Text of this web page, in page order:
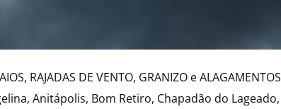
RAJADAS DE VENTO, GRANIZO e ALAGAMENTOS
Anitápolis, Bom Retiro, Chapadão do Lageado,